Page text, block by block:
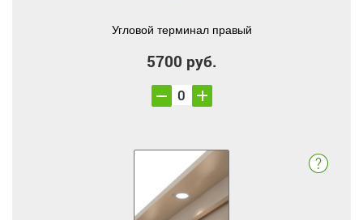
Угловой терминал правый
5700 руб.